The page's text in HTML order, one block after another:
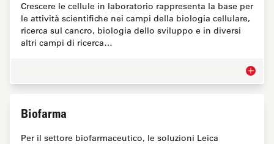
Crescere le cellule in laboratorio rappresenta la base per
le attività scientifiche nei campi della biologia cellulare,
ricerca sul cancro, biologia dello sviluppo e in diversi
altri campi di ricerca…
Coltura
Biofarma
Per il settore biofarmaceutico, le soluzioni Leica